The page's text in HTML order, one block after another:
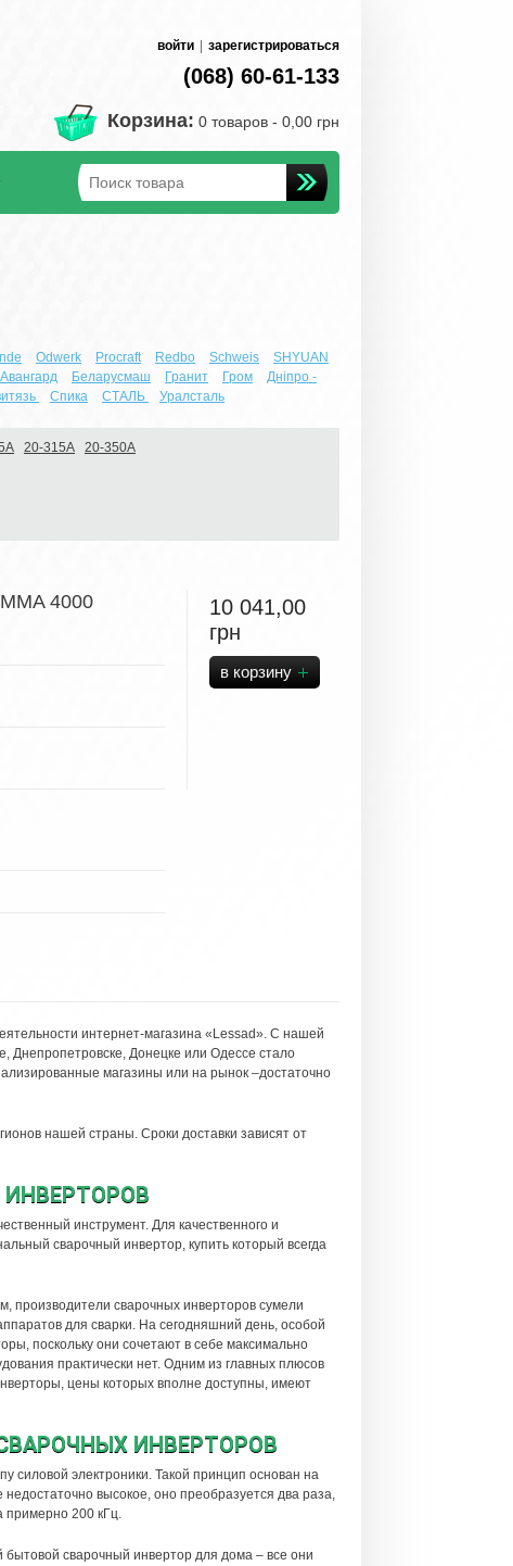
войти зарегистрироваться
(068) 60-61-133
Корзина: 0 товаров - 0,00 грн
Odwerk Procraft Redbo Schweis
SHYUAN
Авангард Беларусмаш Гранит Гром
Днiпро -
Спика СТАЛЬ Уралсталь
20-315А 20-350А
10 041,00
грн
4000
интернет-магазина «Lessad». С нашей
Днепропетровске, Донецке или Одессе стало
магазины или на рынок –достаточно
нашей страны. Сроки доставки зависят от
инструмент. Для качественного и
сварочный инвертор, купить который всегда
производители сварочных инверторов сумели
для сварки. На сегодняшний день, особой
поскольку они сочетают в себе максимально
практически нет. Одним из главных плюсов
цены которых вполне доступны, имеют
ИНВЕРТОРОВ
силовой электроники. Такой принцип основан на
высокое, оно преобразуется два раза,
примерно 200 кГц.
бытовой сварочный инвертор для дома – все они